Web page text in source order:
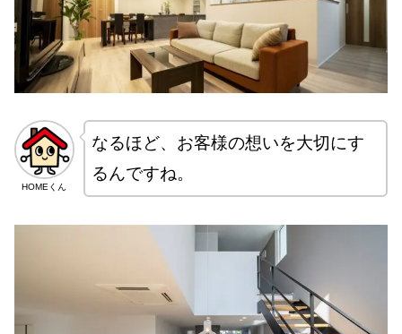
HOMEくん
なるほど、お客様の想いを大切にす
るんですね。